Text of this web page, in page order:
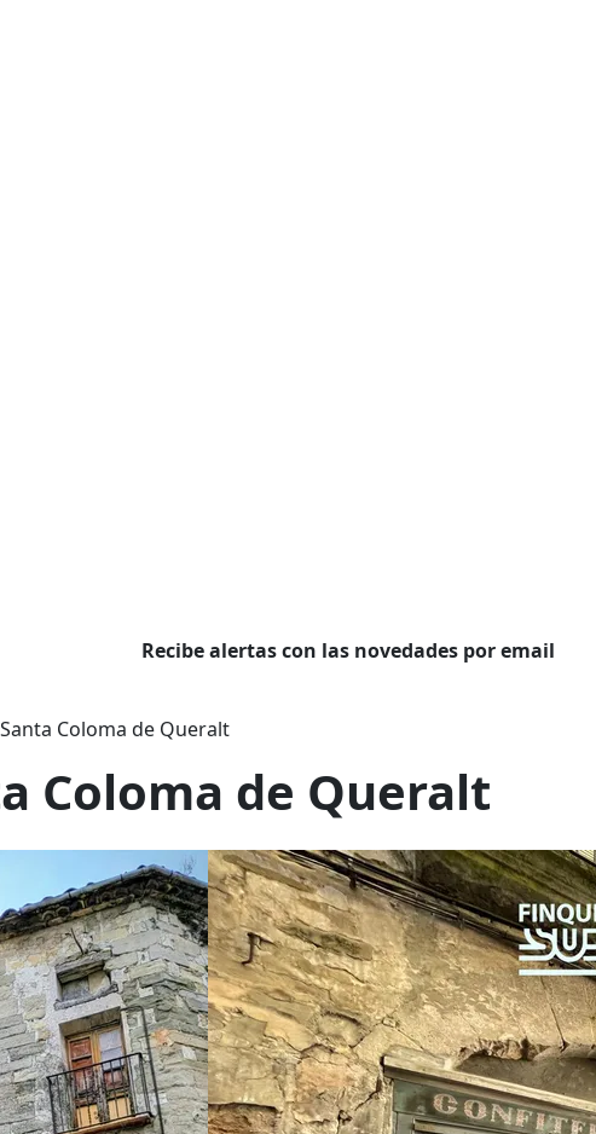
Recibe alertas con las novedades por email
Santa Coloma de Queralt
Coloma de Queralt